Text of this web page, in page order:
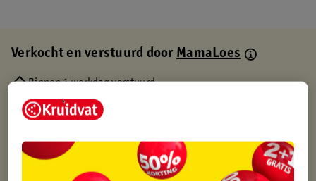
Verkocht en verstuurd doorMamaLoes
Binnen 1 werkdag verstuurd
Gratis thuisbezorgd
Gratis retourneren via verkooppartner.